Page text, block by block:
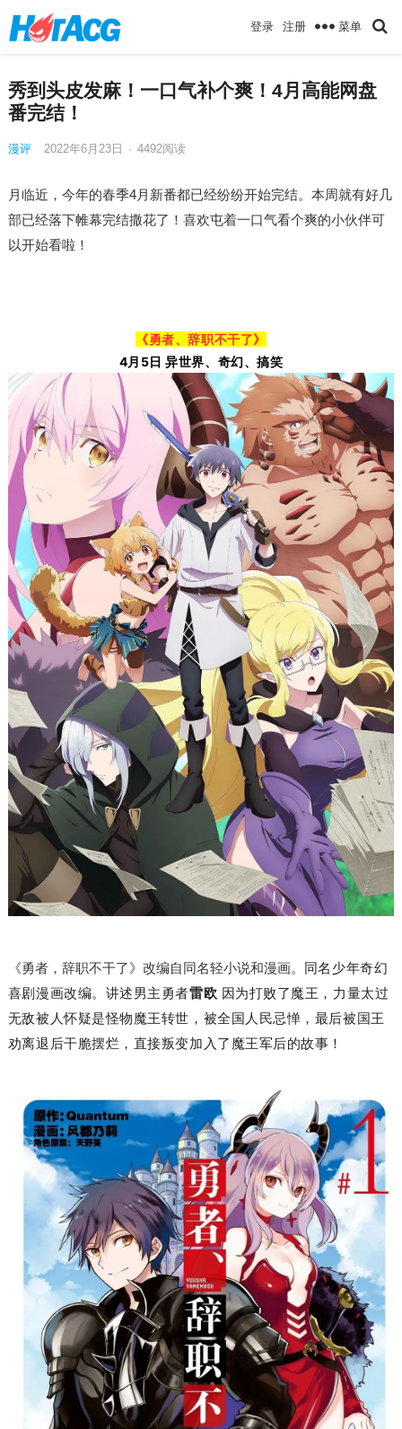
登录 注册 菜单
秀到头皮发麻！一口气补个爽！4月高能网盘
番完结！
漫评 2022年6月23日 · 4492阅读
月临近，今年的春季4月新番都已经纷纷开始完结。本周就有好几
部已经落下帷幕完结撒花了！喜欢屯着一口气看个爽的小伙伴可
以开始看啦！
《勇者、辞职不干了》
4月5日 异世界、奇幻、搞笑
《勇者，辞职不干了》改编自同名轻小说和漫画。 同名少年奇幻
喜剧漫画改编。讲述男主 勇者雷欧 因为打败了魔王，力量太过
无敌被人怀疑是怪物魔王转世，被全国人民忌惮，最后被国王
劝离退后干脆摆烂，直接叛变加入了魔王军后的故事！